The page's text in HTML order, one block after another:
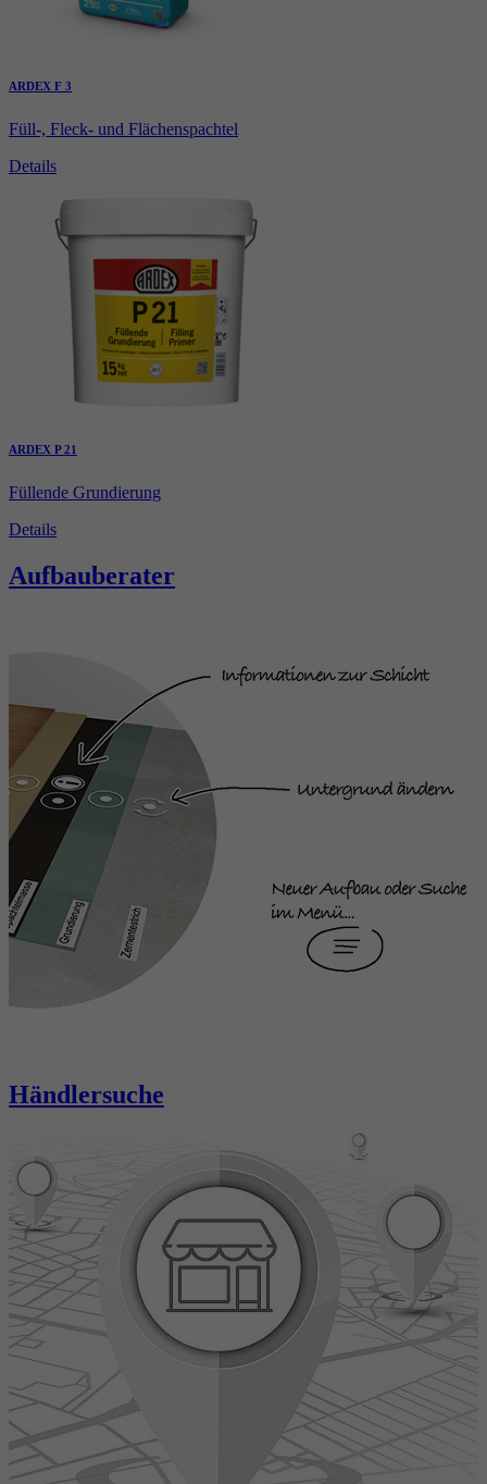
ARDEX F 3
Füll-, Fleck- und Flächenspachtel
Details
ARDEX P 21
Füllende Grundierung
Details
Aufbauberater
Händlersuche